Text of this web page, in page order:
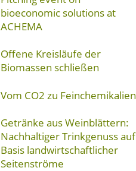
bioeconomic solutions at
ACHEMA
Offene Kreisläufe der
Biomassen schließen
Vom CO2 zu Feinchemikalien
Getränke aus Weinblättern:
Nachhaltiger Trinkgenuss auf
Basis landwirtschaftlicher
Seitenströme